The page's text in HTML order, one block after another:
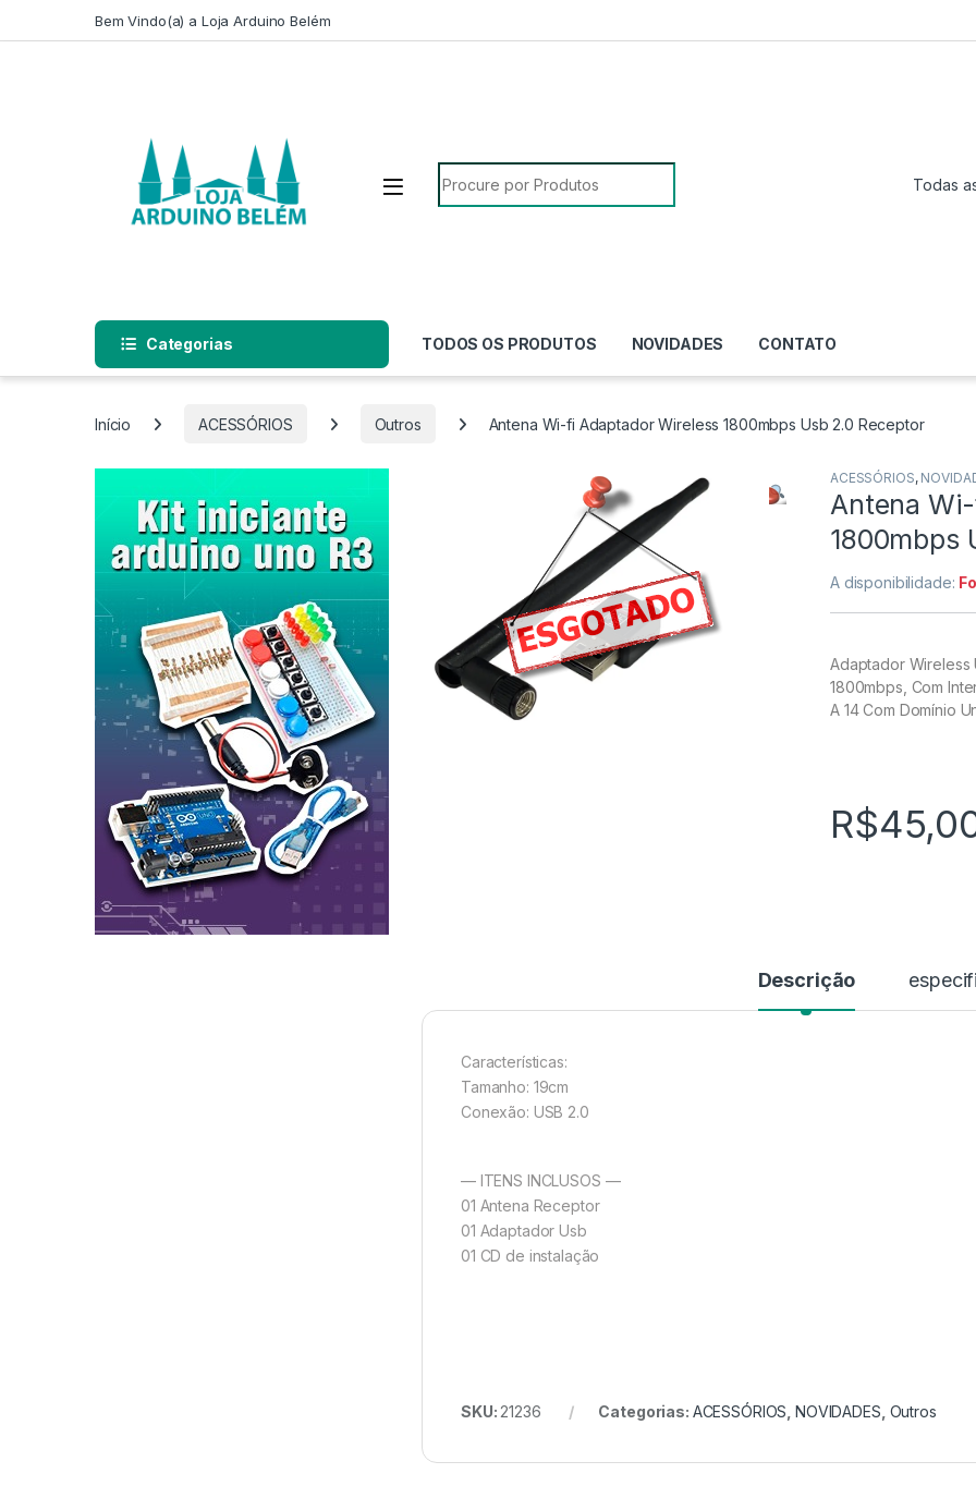
Escape para a navegaçãoBem Vindo(a) a Loja Arduino Belém
Pesquisa para:
Categorias TODOS OS PRODUTOS NOVIDADES CONTATO
Início ACESSÓRIOS Outros Antena Wi-fi Adaptador Wireless 1800mbps Usb 2.0 Receptor
ACESSÓRIOS,
Antena
1800mbps
A disponibilidade:
Adaptador Wireless
1800mbps, Com
A 14 Com Domínio
R$
Descrição
Características:
Tamanho: 19cm
Conexão: USB 2.0
— ITENS INCLUSOS —
01 Antena Receptor
01 Adaptador Usb
01 CD de instalação
SKU: 21236 Categorias: ACESSÓRIOS ,NOVIDADES Outros